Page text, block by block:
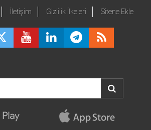
İletişim Gizlilik İlkeleri Sitene Ekle